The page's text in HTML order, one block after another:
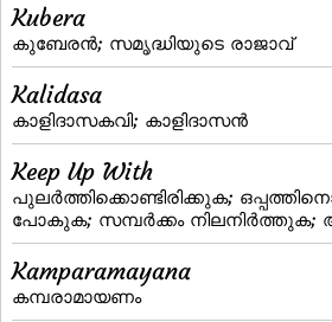
Kubera
കുബേരന്‍; സമൃദ്ധിയുടെ രാജാവ്‌
Kalidasa
കാളിദാസകവി; കാളിദാസന്‍
Keep Up With
പുലര്‍ത്തിക്കൊണ്ടിരിക്കുക;
പോകുക; സമ്പര്‍ക്കം നിലനിര്‍ത്തുക;
Kamparamayana
കമ്പരാമായണം